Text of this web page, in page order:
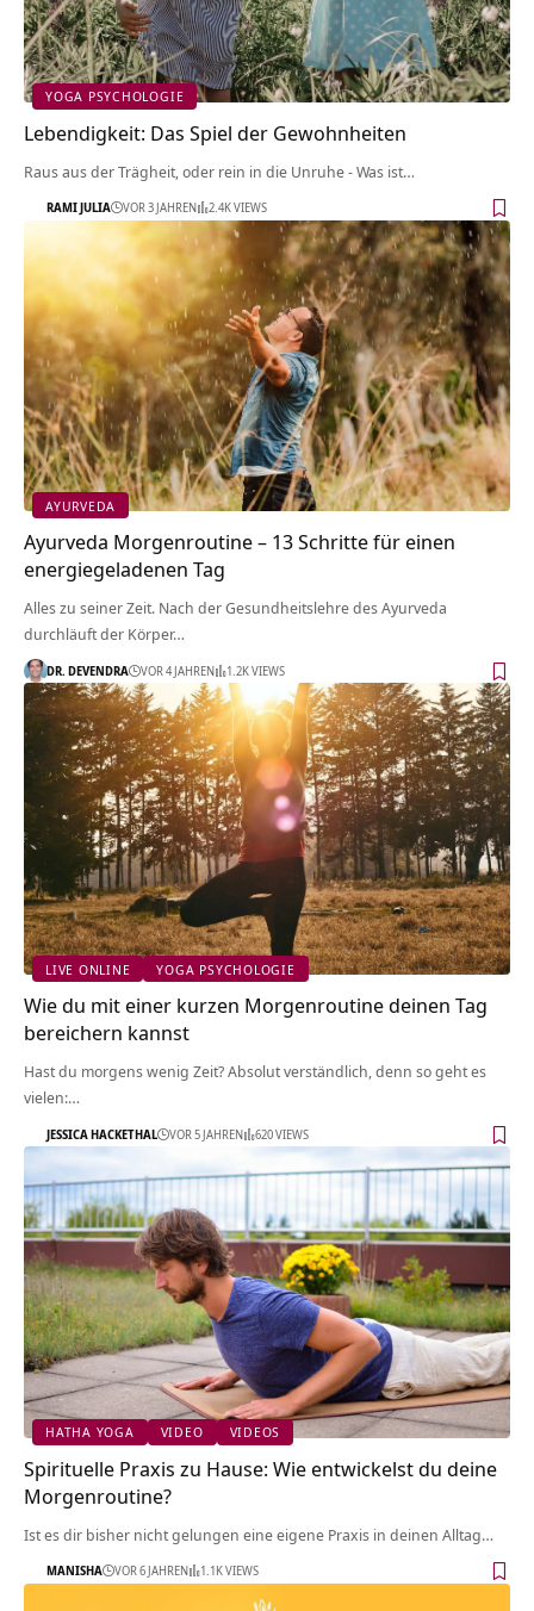
YOGA PSYCHOLOGIE
Lebendigkeit: Das Spiel der Gewohnheiten
Raus aus der Trägheit, oder rein in die Unruhe - Was ist…
RAMI JULIA VOR 3 JAHREN 2.4K VIEWS
AYURVEDA
Ayurveda Morgenroutine – 13 Schritte für einen
energiegeladenen Tag
Alles zu seiner Zeit. Nach der Gesundheitslehre des Ayurveda
durchläuft der Körper…
DR. DEVENDRA VOR 4 JAHREN 1.2K VIEWS
LIVE ONLINE YOGA PSYCHOLOGIE
Wie du mit einer kurzen Morgenroutine deinen Tag
bereichern kannst
Hast du morgens wenig Zeit? Absolut verständlich, denn so geht es
vielen:…
JESSICA HACKETHAL VOR 5 JAHREN 620 VIEWS
HATHA YOGA VIDEO VIDEOS
Spirituelle Praxis zu Hause: Wie entwickelst du deine
Morgenroutine?
Ist es dir bisher nicht gelungen eine eigene Praxis in deinen Alltag…
MANISHA VOR 6 JAHREN 1.1K VIEWS